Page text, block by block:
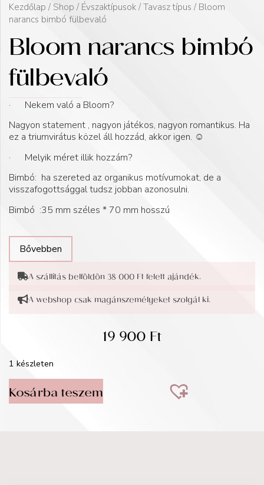
Kezdőlap / Shop / Évszaktípusok / Tavasz típus / Bloom
narancs bimbó fülbevaló
Bloom narancs bimbó
fülbevaló
· Nekem való a Bloom?
Nagyon statement , nagyon játékos, nagyon romantikus. Ha
ez a triumvirátus közel áll hozzád, akkor igen. ☺️
· Melyik méret illik hozzám?
Bimbó: ha szereted az organikus motívumokat, de a
visszafogottsággal tudsz jobban azonosulni.
Bimbó :35 mm széles * 70 mm hosszú
Bővebben
A szállítás belföldön 38 000 Ft felett ajándék.
A webshop csak magánszemélyeket szolgál ki.
19 900Ft
1 készleten
Kosárba teszem